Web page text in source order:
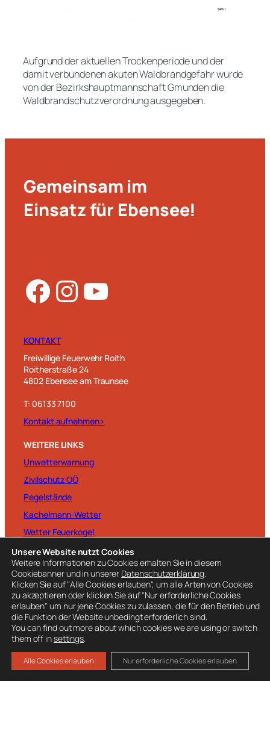
Aufgrund der aktuellen Trockenperiode und der
damit verbundenen akuten Waldbrandgefahr wurde
von der Bezirkshauptmannschaft Gmunden die
Waldbrandschutzverordnung ausgegeben.
Gemeinsam im
Einsatz für Ebensee!
Facebook InstagramYouTube
KONTAKT
Freiwillige Feuerwehr Roith
Roitherstraße 24
4802 Ebensee am Traunsee
T: 06133 7100
Kontakt aufnehmen>
WEITERE LINKS
Unwetterwarnung
Zivilschutz OÖ
Pegelstände
Kachelmann-Wetter
Wetter Feuerkogel
BESUCHE AUCH
Ausrüstung
Mitglied werden
Spenden
Unsere Website nutzt Cookies
Weitere Informationen zu Cookies erhalten Sie in diesem
Cookiebanner und in unserer Datenschutzerklärung.
Klicken Sie auf "Alle Cookies erlauben", um alle Arten von Cookies
zu akzeptieren oder klicken Sie auf "Nur erforderliche Cookies
erlauben" um nur jene Cookies zu zulassen, die für den Betrieb und
die Funktion der Website unbedingt erforderlich sind.
You can find out more about which cookies we are using or switch
them off insettings.
Alle Cookies erlauben Nur erforderliche Cookies erlauben